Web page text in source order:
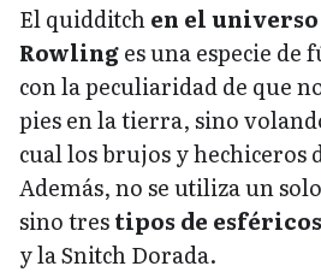
El quidditchen el
Rowlinges una especie de
con la peculiaridad de que
pies en la tierra, sino
cual los brujos y hechiceros
Además, no se utiliza un
sino trestipos de esféricos
y la Snitch Dorada.